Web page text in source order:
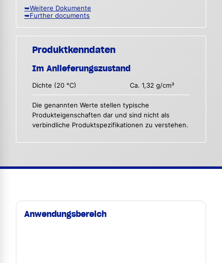
➥Weitere Dokumente
➥Further documents
Produktkenndaten
Im Anlieferungszustand
Dichte (20 °C) Ca. 1,32 g/cm³
Die genannten Werte stellen typische
Produkteigenschaften dar und sind nicht als
verbindliche Produktspezifikationen zu verstehen.
Anwendungsbereich